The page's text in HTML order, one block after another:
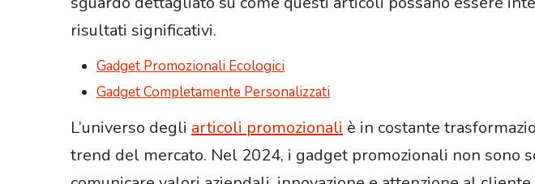
risultati significativi.
Gadget Promozionali Ecologici
Gadget Completamente Personalizzati
L’universo degli articoli promozionali è in costante
trend del mercato. Nel 2024, i gadget promozionali non